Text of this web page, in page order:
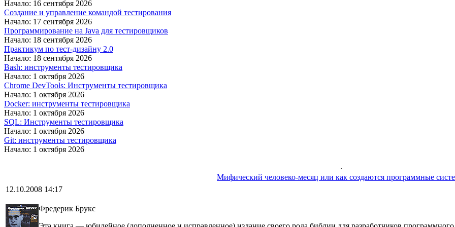
Начало: 16 сентября 2026
Создание и управление командой тестирования
Начало: 17 сентября 2026
Программирование на Java для тестировщиков
Начало: 18 сентября 2026
Практикум по тест-дизайну 2.0
Начало: 18 сентября 2026
Bash: инструменты тестировщика
Начало: 1 октября 2026
Chrome DevTools: Инструменты тестировщика
Начало: 1 октября 2026
Docker: инструменты тестировщика
Начало: 1 октября 2026
SQL: Инструменты тестировщика
Начало: 1 октября 2026
Git: инструменты тестировщика
Начало: 1 октября 2026
.
Мифический человеко-месяц или как создаются программные
12.10.2008 14:17
Фредерик Брукс